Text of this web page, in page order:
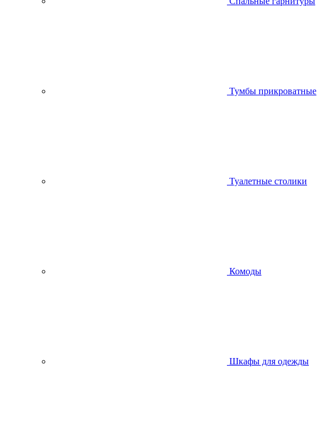
Тумбы прикроватные
Туалетные столики
Комоды
Шкафы для одежды